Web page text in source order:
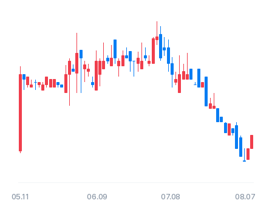
The chart has 1 X axis displaying Time. Data ranges from
The chart has 1 Y axis displaying values. Data ranges from 0.722
05.11 06.09 07.08 08.07